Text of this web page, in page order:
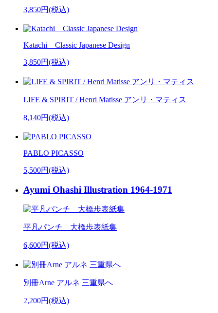
3,850円(税込)
Katachi Classic Japanese Design
3,850円(税込)
LIFE & SPIRIT / Henri Matisse アンリ・マティス
8,140円(税込)
PABLO PICASSO
5,500円(税込)
Ayumi Ohashi Illustration 1964-1971
平凡パンチ 大橋歩表紙集
6,600円(税込)
別冊Arne アルネ 三重県へ
2,200円(税込)